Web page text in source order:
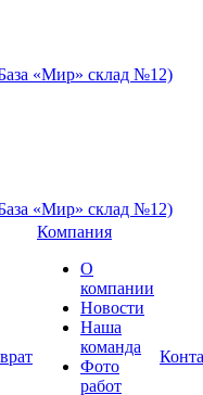
«Мир» склад №12)
«Мир» склад №12)
Компания
О
компании
Новости
Наша
команда
Фото
работ